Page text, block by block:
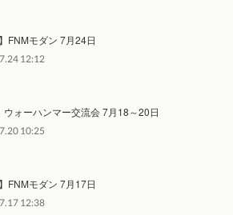
】FNMモダン 7月24日
12:12
ウォーハンマー交流会 7月18～20日
10:25
】FNMモダン 7月17日
12:38